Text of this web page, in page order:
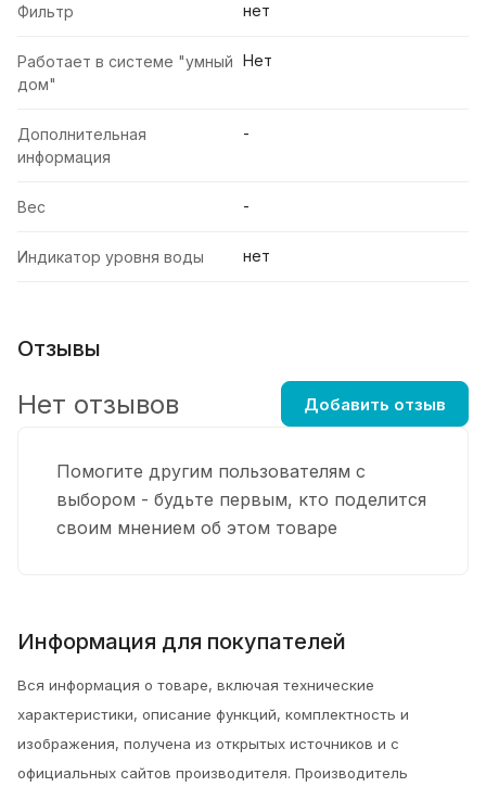
Фильтр нет
Работает в системе "умный
дом"
Нет
Дополнительная
информация
-
Вес -
Индикатор уровня воды нет
Отзывы
Помогите другим пользователям с
выбором - будьте первым, кто поделится
своим мнением об этом товаре
Нет отзывов Добавить отзыв
Информация для покупателей
Вся информация о товаре, включая технические
характеристики, описание функций, комплектность и
изображения, получена из открытых источников и с
официальных сайтов производителя. Производитель